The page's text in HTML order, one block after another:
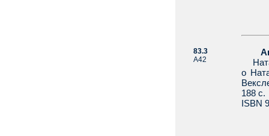
83.3
А42
о
188 с.
ISBN